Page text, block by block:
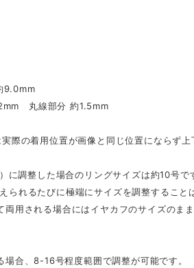
9.0mm
丸線部分 約1.5mm
際の着用位置が画像と同じ位置にならず上
に調整した場合のリングサイズは約10号で
れるたびに極端にサイズを調整すること
両用される場合にはイヤカフのサイズのま
場合、8-16号程度範囲で調整が可能です。